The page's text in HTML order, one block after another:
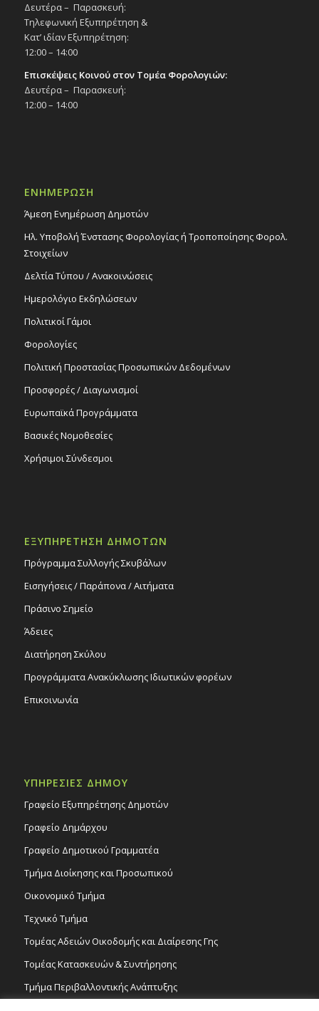
Δευτέρα – Παρασκευή:
Τηλεφωνική Εξυπηρέτηση &
Κατ’ ιδίαν Εξυπηρέτηση:
12:00 – 14:00
Επισκέψεις Κοινού στον Τομέα Φορολογιών:
Δευτέρα – Παρασκευή:
12:00 – 14:00
ΕΝΗΜΕΡΩΣΗ
Άμεση Ενημέρωση Δημοτών
Ηλ. Υποβολή Ένστασης Φορολογίας ή Τροποποίησης Φορολ.
Στοιχείων
Δελτία Τύπου / Ανακοινώσεις
Ημερολόγιο Εκδηλώσεων
Πολιτικοί Γάμοι
Φορολογίες
Πολιτική Προστασίας Προσωπικών Δεδομένων
Προσφορές / Διαγωνισμοί
Ευρωπαϊκά Προγράμματα
Βασικές Νομοθεσίες
Χρήσιμοι Σύνδεσμοι
ΕΞΥΠΗΡΕΤΗΣΗ ΔΗΜΟΤΩΝ
Πρόγραμμα Συλλογής Σκυβάλων
Εισηγήσεις / Παράπονα / Αιτήματα
Πράσινο Σημείο
Άδειες
Διατήρηση Σκύλου
Προγράμματα Ανακύκλωσης Ιδιωτικών φορέων
Επικοινωνία
ΥΠΗΡΕΣΙΕΣ ΔΗΜΟΥ
Γραφείο Εξυπηρέτησης Δημοτών
Γραφείο Δημάρχου
Γραφείο Δημοτικού Γραμματέα
Τμήμα Διοίκησης και Προσωπικού
Οικονομικό Τμήμα
Τεχνικό Τμήμα
Τομέας Αδειών Οικοδομής και Διαίρεσης Γης
Τομέας Κατασκευών & Συντήρησης
Τμήμα Περιβαλλοντικής Ανάπτυξης